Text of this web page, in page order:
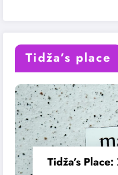
Tidža’s place
Tidža’s